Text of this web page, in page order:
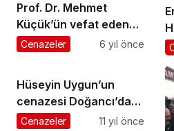
Prof. Dr. Mehmet
Küçük’ün vefat eden
babası Üzümözü
Cenazeler 6 yıl önce
Hüseyin Uygun’un
cenazesi Doğancı’da
toprağa verildi
Cenazeler 11 yıl önce